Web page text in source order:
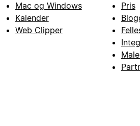
Mac og Windows
Kalender
Web Clipper
Pris